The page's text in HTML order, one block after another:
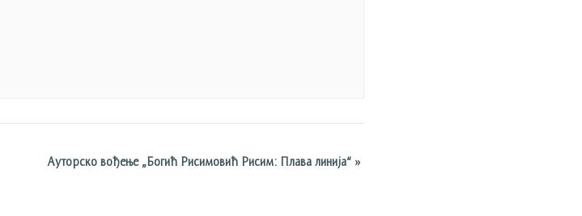
Ауторско вођење „Богић Рисимовић Рисим: Плава линија“ »